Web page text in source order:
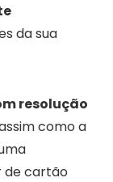
da sua
resolução
como a
de cartão